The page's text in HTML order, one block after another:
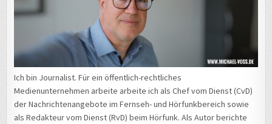
Ich bin Journalist. Für ein öffentlich-rechtliches
Medienunternehmen arbeite arbeite ich als Chef vom Dienst (CvD)
der Nachrichtenangebote im Fernseh- und Hörfunkbereich sowie
als Redakteur vom Dienst (RvD) beim Hörfunk. Als Autor berichte